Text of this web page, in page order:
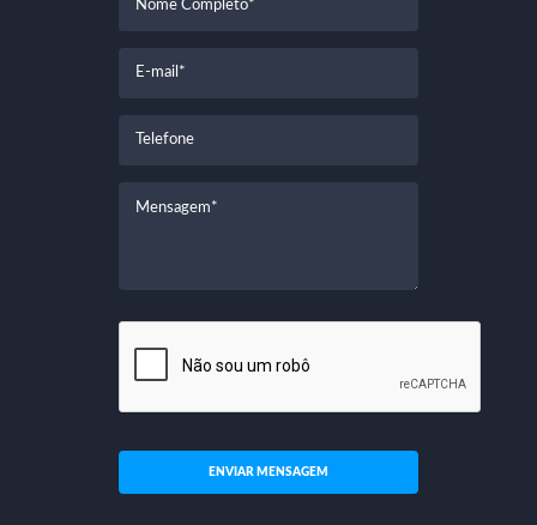
ENVIAR MENSAGEM